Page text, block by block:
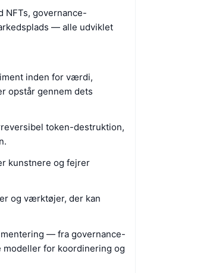
NFTs, governance-
— alle udviklet
inden for værdi,
opstår gennem dets
token-destruktion,
kunstnere og fejrer
og værktøjer, der kan
— fra governance-
for koordinering og